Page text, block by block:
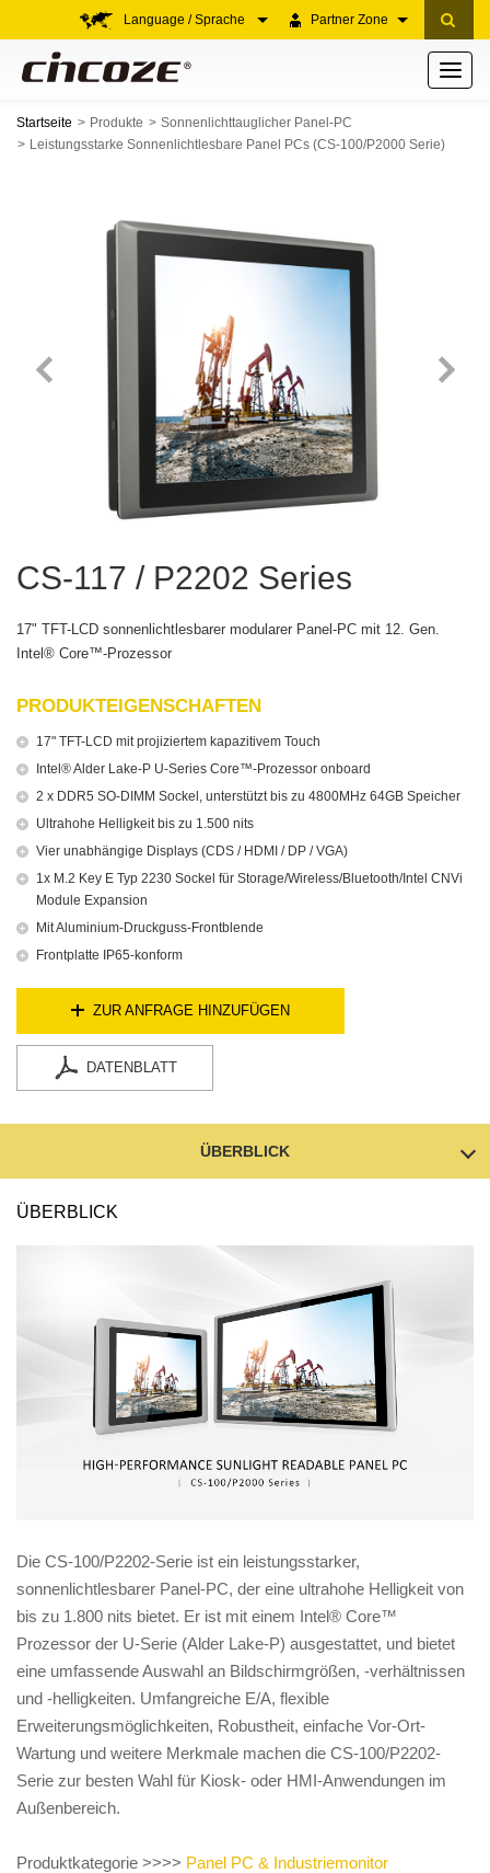
Partner Zone
Language / Sprache
Toggle
Startseite Produkte
Sonnenlichttauglicher Panel-PC
Leistungsstarke Sonnenlichtlesbare Panel PCs (CS-100/P2000 Serie)
CS-117 / P2202 Series
17" TFT-LCD sonnenlichtlesbarer modularer Panel-PC mit 12. Gen.
Intel® Core™-Prozessor
PRODUKTEIGENSCHAFTEN
17" TFT-LCD mit projiziertem kapazitivem Touch
Intel® Alder Lake-P U-Series Core™-Prozessor onboard
2 x DDR5 SO-DIMM Sockel, unterstützt bis zu 4800MHz 64GB Speicher
Ultrahohe Helligkeit bis zu 1.500 nits
Vier unabhängige Displays (CDS / HDMI / DP / VGA)
1x M.2 Key E Typ 2230 Sockel für Storage/Wireless/Bluetooth/Intel CNVi
Module Expansion
Mit Aluminium-Druckguss-Frontblende
Frontplatte IP65-konform
ZUR ANFRAGE HINZUFÜGEN
DATENBLATT
ÜBERBLICK
ÜBERBLICK
Die CS-100/P2202-Serie ist ein leistungsstarker,
sonnenlichtlesbarer Panel-PC, der eine ultrahohe Helligkeit von
bis zu 1.800 nits bietet. Er ist mit einem Intel® Core™
Prozessor der U-Serie (Alder Lake-P) ausgestattet, und bietet
eine umfassende Auswahl an Bildschirmgrößen, -verhältnissen
und -helligkeiten. Umfangreiche E/A, flexible
Erweiterungsmöglichkeiten, Robustheit, einfache Vor-Ort-
Wartung und weitere Merkmale machen die CS-100/P2202-
Serie zur besten Wahl für Kiosk- oder HMI-Anwendungen im
Außenbereich.
Produktkategorie >>>> Panel PC & Industriemonitor